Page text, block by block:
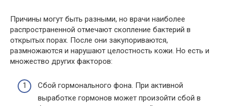
Причины могут быть разными, но врачи наиболее
распространенной отмечают скопление бактерий в
открытых порах. После они закупориваются,
размножаются и нарушают целостность кожи. Но есть и
множество других факторов:
Сбой гормонального фона. При активной
выработке гормонов может произойти сбой в